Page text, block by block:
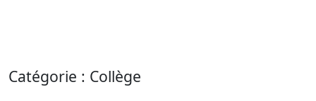
Catégorie : Collège